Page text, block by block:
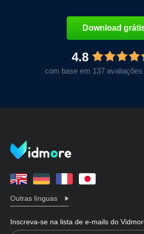
Download
4.8
com base em 137
Outras línguas
Inscreva-se na lista de e-mails do